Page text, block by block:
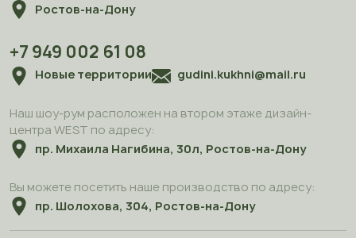
Ростов-на-Дону
+7 949 002 61 08
Новые территории gudini.kukhni@mail.ru
Наш шоу-рум расположен на втором этаже дизайн-
центра WEST по адресу:
пр. Михаила Нагибина, 30л, Ростов-на-Дону
Вы можете посетить наше производство по адресу:
пр. Шолохова, 304, Ростов-на-Дону